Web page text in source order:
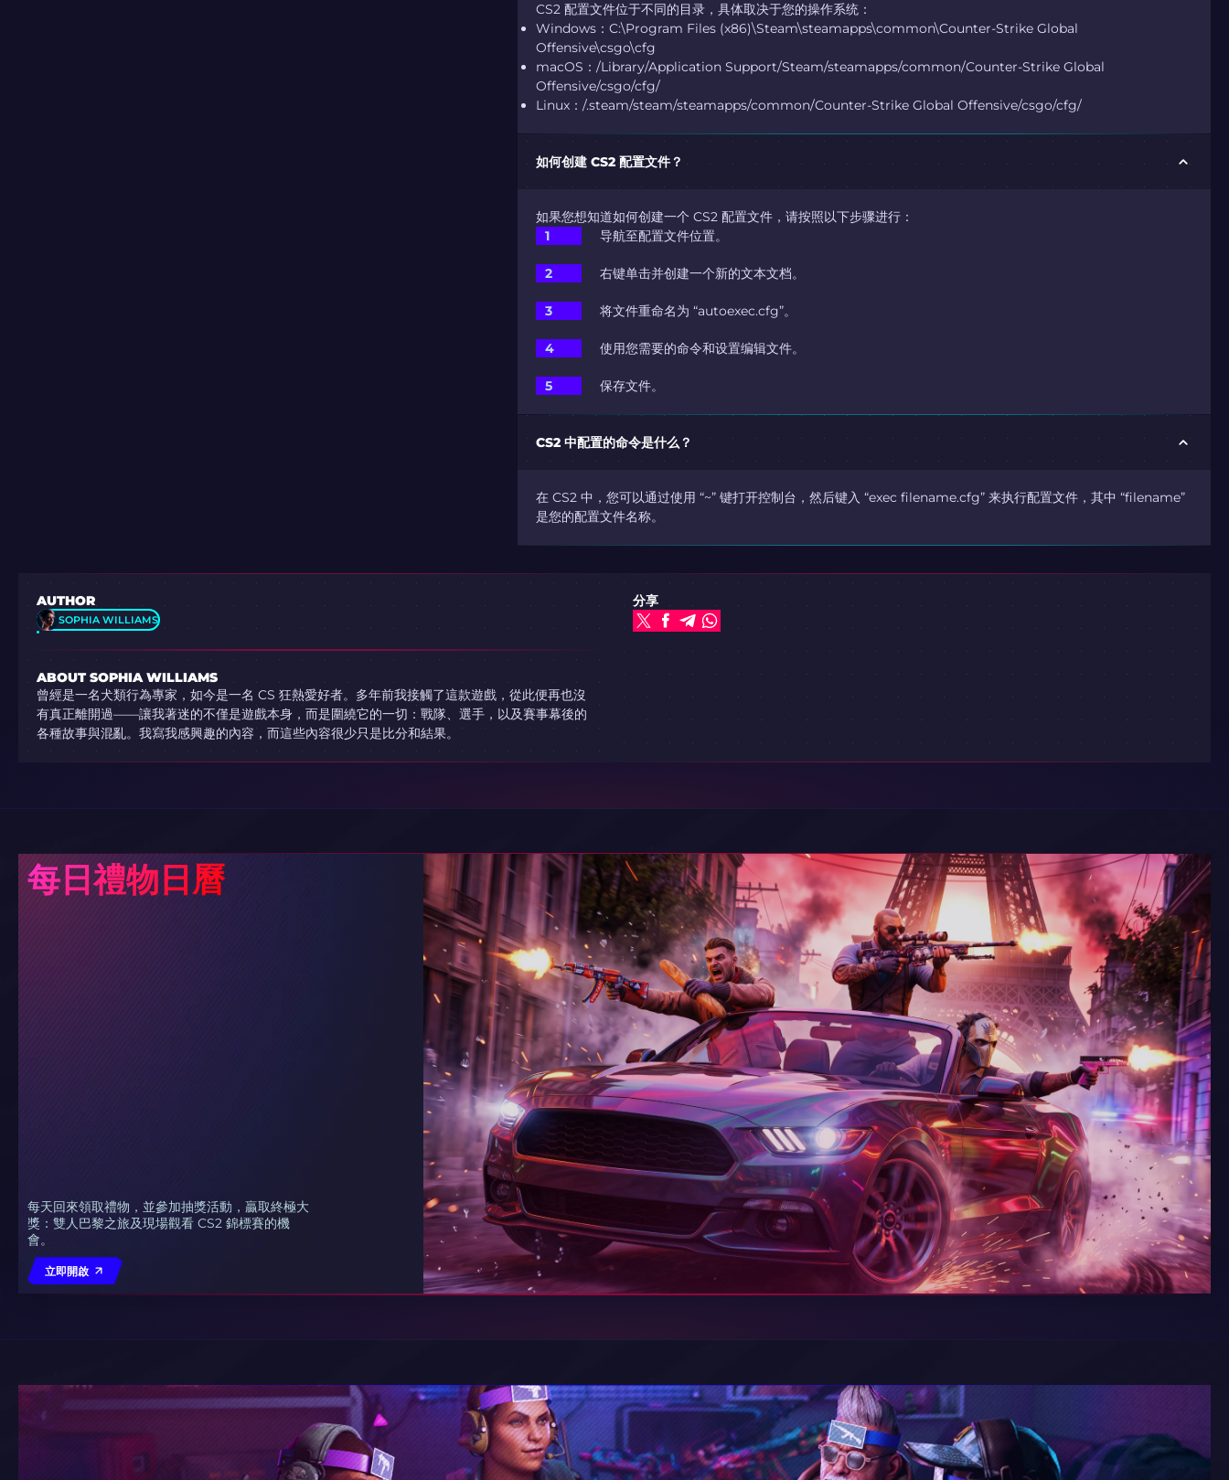
CS2 配置文件位于不同的目录，具体取决于您的操作系统：
Windows：C:\Program Files (x86)\Steam\steamapps\common\Counter-Strike Global
Offensive\csgo\cfg
macOS：/Library/Application Support/Steam/steamapps/common/Counter-Strike Global
Offensive/csgo/cfg/
Linux：/.steam/steam/steamapps/common/Counter-Strike Global Offensive/csgo/cfg/
如何创建 CS2 配置文件？
如果您想知道如何创建一个 CS2 配置文件，请按照以下步骤进行：
导航至配置文件位置。
右键单击并创建一个新的文本文档。
将文件重命名为 “autoexec.cfg”。
使用您需要的命令和设置编辑文件。
保存文件。
CS2 中配置的命令是什么？
在 CS2 中，您可以通过使用 “~” 键打开控制台，然后键入 “exec filename.cfg” 来执行配置文件，其中 “filename”
是您的配置文件名称。
AUTHOR
SOPHIA WILLIAMS
ABOUT SOPHIA WILLIAMS
曾經是一名犬類行為專家，如今是一名 CS 狂熱愛好者。多年前我接觸了這款遊戲，從此便再也沒
有真正離開過——讓我著迷的不僅是遊戲本身，而是圍繞它的一切：戰隊、選手，以及賽事幕後的
各種故事與混亂。我寫我感興趣的內容，而這些內容很少只是比分和結果。
分享
每日禮物日曆
每天回來領取禮物，並參加抽獎活動，贏取終極大
獎：雙人巴黎之旅及現場觀看 CS2 錦標賽的機
會。
立即開啟